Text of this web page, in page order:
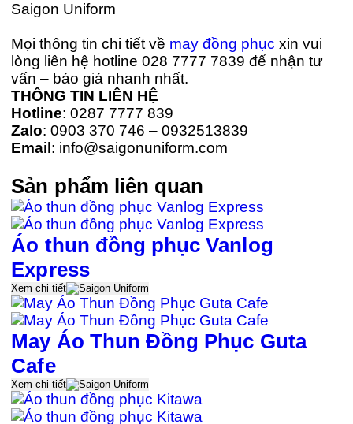
Mọi thông tin chi tiết về may đồng phục xin vui
lòng liên hệ hotline 028 7777 7839 để nhận tư
vấn – báo giá nhanh nhất.
THÔNG TIN LIÊN HỆ
Hotline: 0287 7777 839
Zalo: 0903 370 746 – 0932513839
Email : info@saigonuniform.com
Sản phẩm liên quan
Áo thun đồng phục Vanlog
Express
Xem chi tiết
May Áo Thun Đồng Phục Guta
Cafe
Xem chi tiết